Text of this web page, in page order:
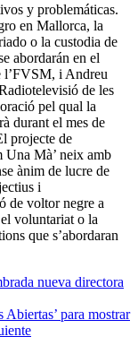
y problemáticas.
en Mallorca, la
o la custodia de
abordarán en el
l’FVSM, i Andreu
de les
pel qual la
durant el mes de
projecte de
Una Mà’ neix amb
ànim de lucre de
i
de voltor negre a
voluntariat o la
que s’abordaran
nueva directora
para mostrar